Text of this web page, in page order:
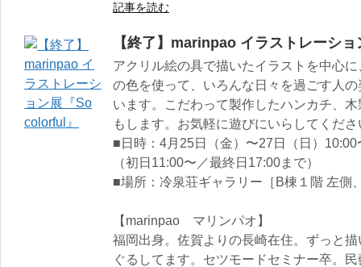
記事を読む
【終了】marinpao イラストレーシ
アクリル絵の具で描いたイラストを中心
の色を使って、いろんな日々を過ごす人
います。こだわって製作したハンカチ、
もします。お気軽に遊びにいらしてくださ
■日時：4月25日（金）〜27日（日）10:00
（初日11:00〜／最終日17:00まで）
■場所：冷泉荘ギャラリー［B棟１階 左側
【marinpao マリンパオ】
福岡出身。佐賀よりの長崎在住。ずっと
ぐるしてます。セツモードセミナー卒。